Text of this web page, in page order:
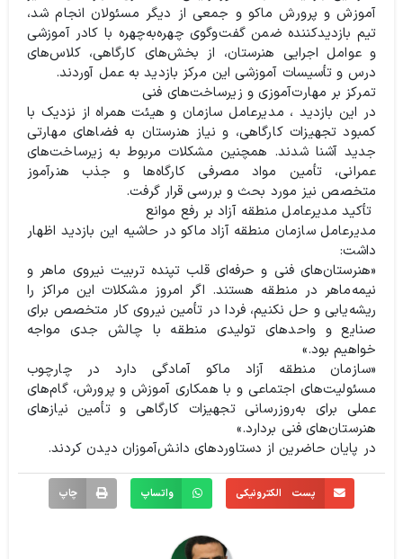
آموزش و پرورش ماکو و جمعی از دیگر مسئولان انجام شد،
تیم بازدیدکننده ضمن گفت‌وگوی چهره‌به‌چهره با کادر آموزشی
و عوامل اجرایی هنرستان، از بخش‌های کارگاهی، کلاس‌های
درس و تأسیسات آموزشی این مرکز بازدید به عمل آوردند.
️تمرکز بر مهارت‌آموزی و زیرساخت‌های فنی
️در این بازدید ، مدیرعامل سازمان و هیئت همراه از نزدیک با
کمبود تجهیزات کارگاهی، و نیاز هنرستان به فضاهای مهارتی
جدید آشنا شدند. همچنین مشکلات مربوط به زیرساخت‌های
عمرانی، تأمین مواد مصرفی کارگاه‌ها و جذب هنرآموز
متخصص نیز مورد بحث و بررسی قرار گرفت.
️ تأکید مدیرعامل منطقه آزاد بر رفع موانع
️مدیرعامل سازمان منطقه آزاد ماکو در حاشیه این بازدید اظهار
داشت:
«هنرستان‌های فنی و حرفه‌ای قلب تپنده تربیت نیروی ماهر و
نیمه‌ماهر در منطقه هستند. اگر امروز مشکلات این مراکز را
ریشه‌یابی و حل نکنیم، فردا در تأمین نیروی کار متخصص برای
صنایع و واحدهای تولیدی منطقه با چالش جدی مواجه
خواهیم بود.»
«سازمان منطقه آزاد ماکو آمادگی دارد در چارچوب
مسئولیت‌های اجتماعی و با همکاری آموزش و پرورش، گام‌های
عملی برای به‌روزرسانی تجهیزات کارگاهی و تأمین نیازهای
هنرستان‌های فنی بردارد.»
️در پایان حاضرین از دستاوردهای دانش‌آموزان دیدن کردند.
پست الکترونیکی واتساپ چاپ